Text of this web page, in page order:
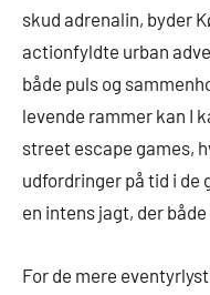
skud adrenalin, byder
actionfyldte urban
både puls og
levende rammer kan I
street escape games,
udfordringer på tid i de
en intens jagt, der
For de mere